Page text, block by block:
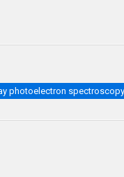
photoelectron spectroscopy